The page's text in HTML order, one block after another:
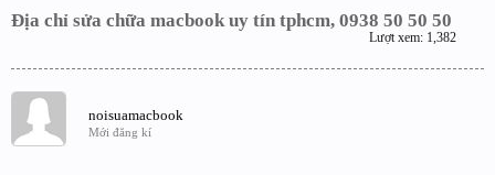
Địa chỉ sửa chữa macbook uy tín tphcm, 0938 50 50 50
Lượt xem: 1,382
noisuamacbook
Mới đăng kí